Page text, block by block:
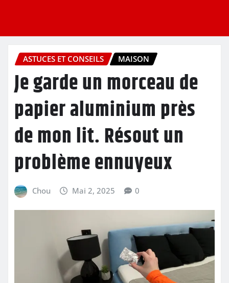
ASTUCES ET CONSEILS MAISON
Je garde un morceau de
papier aluminium près
de mon lit. Résout un
problème ennuyeux
Chou Mai 2, 2025 0